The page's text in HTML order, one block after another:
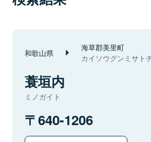
和歌山県 海草郡美里町
カイソウグンミサト
蓑垣内
ミノガイト
640-1206